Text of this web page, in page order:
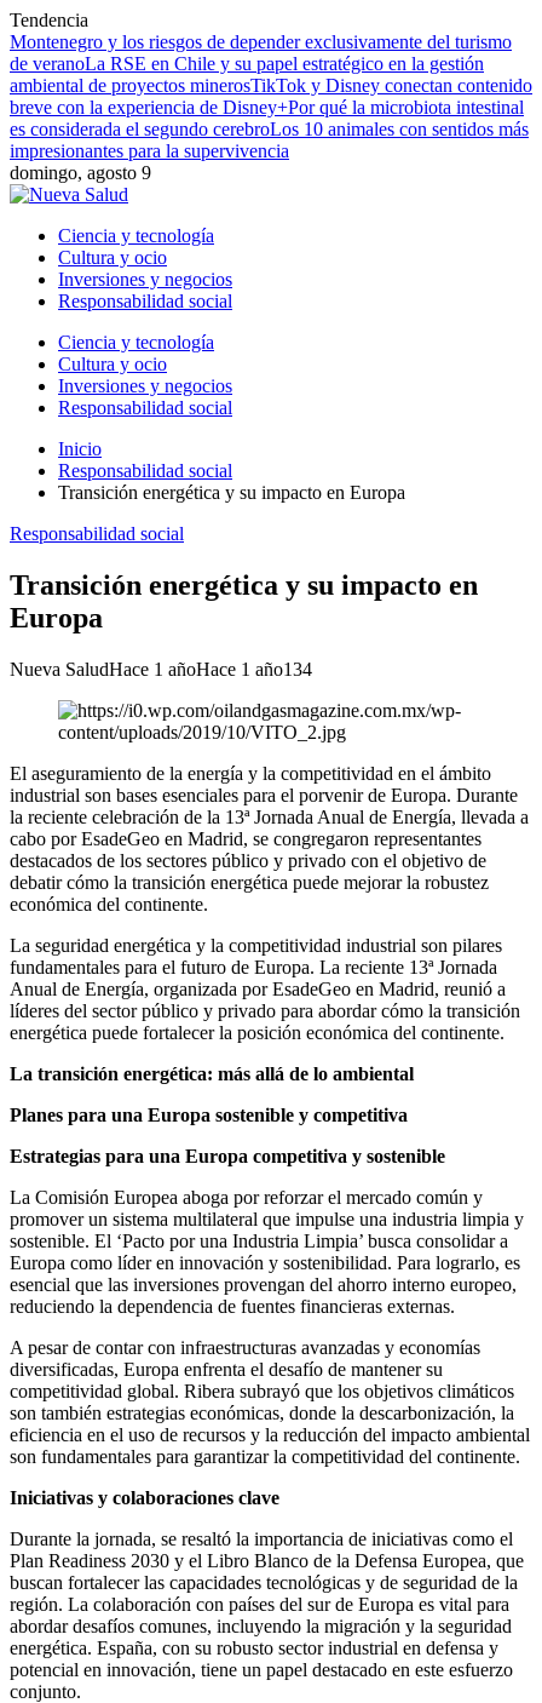
Tendencia
Montenegro y los riesgos de depender exclusivamente del turismo
de veranoLa RSE en Chile y su papel estratégico en la gestión
ambiental de proyectos minerosTikTok y Disney conectan contenido
breve con la experiencia de Disney+Por qué la microbiota intestinal
es considerada el segundo cerebroLos 10 animales con sentidos más
impresionantes para la supervivencia
domingo, agosto 9
Ciencia y tecnología
Cultura y ocio
Inversiones y negocios
Responsabilidad social
Ciencia y tecnología
Cultura y ocio
Inversiones y negocios
Responsabilidad social
Inicio
Responsabilidad social
Transición energética y su impacto en Europa
Responsabilidad social
Transición energética y su impacto en
Europa
Nueva SaludHace 1 añoHace 1 año134
El aseguramiento de la energía y la competitividad en el ámbito
industrial son bases esenciales para el porvenir de Europa. Durante
la reciente celebración de la 13ª Jornada Anual de Energía, llevada a
cabo por EsadeGeo en Madrid, se congregaron representantes
destacados de los sectores público y privado con el objetivo de
debatir cómo la transición energética puede mejorar la robustez
económica del continente.
​La seguridad energética y la competitividad industrial son pilares
fundamentales para el futuro de Europa. La reciente 13ª Jornada
Anual de Energía, organizada por EsadeGeo en Madrid, reunió a
líderes del sector público y privado para abordar cómo la transición
energética puede fortalecer la posición económica del continente.​
La transición energética: más allá de lo ambiental
Planes para una Europa sostenible y competitiva
Estrategias para una Europa competitiva y sostenible
La Comisión Europea aboga por reforzar el mercado común y
promover un sistema multilateral que impulse una industria limpia y
sostenible. El ‘Pacto por una Industria Limpia’ busca consolidar a
Europa como líder en innovación y sostenibilidad. Para lograrlo, es
esencial que las inversiones provengan del ahorro interno europeo,
reduciendo la dependencia de fuentes financieras externas.​
A pesar de contar con infraestructuras avanzadas y economías
diversificadas, Europa enfrenta el desafío de mantener su
competitividad global. Ribera subrayó que los objetivos climáticos
son también estrategias económicas, donde la descarbonización, la
eficiencia en el uso de recursos y la reducción del impacto ambiental
son fundamentales para garantizar la competitividad del continente.​
Iniciativas y colaboraciones clave
Durante la jornada, se resaltó la importancia de iniciativas como el
Plan Readiness 2030 y el Libro Blanco de la Defensa Europea, que
buscan fortalecer las capacidades tecnológicas y de seguridad de la
región. La colaboración con países del sur de Europa es vital para
abordar desafíos comunes, incluyendo la migración y la seguridad
energética. España, con su robusto sector industrial en defensa y
potencial en innovación, tiene un papel destacado en este esfuerzo
conjunto.​